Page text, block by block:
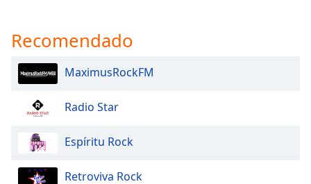
Recomendado
MaximusRockFM
Radio Star
Espíritu Rock
Retroviva Rock